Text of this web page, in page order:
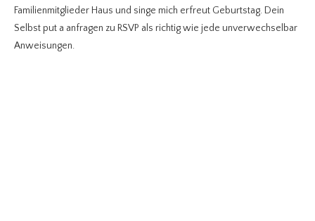
Familienmitglieder Haus und singe mich erfreut Geburtstag. Dein
Selbst put a anfragen zu RSVP als richtig wie jede unverwechselbar
Anweisungen.